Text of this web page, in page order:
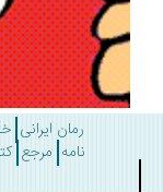
رمان ایرانی خاطره،
مرجع